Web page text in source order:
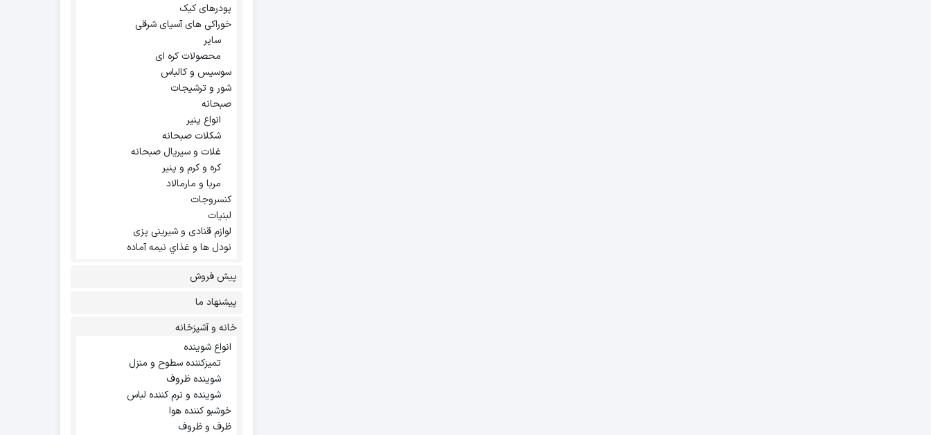
پودرهای کیک
خوراکی های آسیای شرقی
سایر
محصولات کره ای
سوسیس و کالباس
شور و ترشیجات
صبحانه
انواع پنیر
شکلات صبحانه
غلات و سیریال صبحانه
کره و کرم و پنیر
مربا و مارمالاد
کنسروجات
لبنیات
لوازم قنادی و شیرینی پزی
نودل ها و غذاي نيمه آماده
پیش فروش
پیشنهاد ما
خانه و آشپزخانه
انواع شوینده
تمیزکننده سطوح و منزل
شوینده ظروف
شوینده و نرم کننده لباس
خوشبو کننده هوا
ظرف و ظروف